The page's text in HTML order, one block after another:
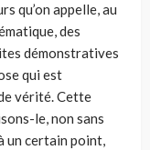
qu’on appelle, au
des
démonstratives
qui est
vérité. Cette
le, non sans
un certain point,